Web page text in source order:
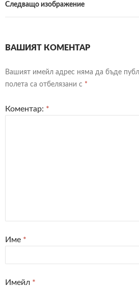
Следващо изображение
ВАШИЯТ КОМЕНТАР
Вашият имейл адрес няма да бъде
полета са отбелязани с *
Коментар: *
Име *
Имейл *